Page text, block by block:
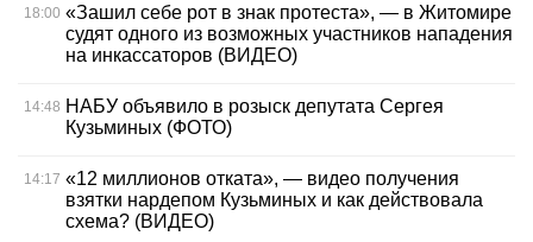
18:00 «Зашил себе рот в знак протеста», — в Житомире
судят одного из возможных участников нападения
на инкассаторов (ВИДЕО)
14:48 НАБУ объявило в розыск депутата Сергея
Кузьминых (ФОТО)
14:17 «12 миллионов отката», — видео получения
взятки нардепом Кузьминых и как действовала
схема? (ВИДЕО)